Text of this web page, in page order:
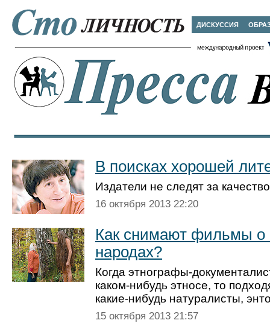
ДИСКУССИЯ
В поисках хорошей
Издатели не следят за
16 октября 2013 22:20
Как снимают фильмы
народах?
Когда этнографы-
каком-нибудь этносе, то
какие-нибудь натуралисты,
15 октября 2013 21:57